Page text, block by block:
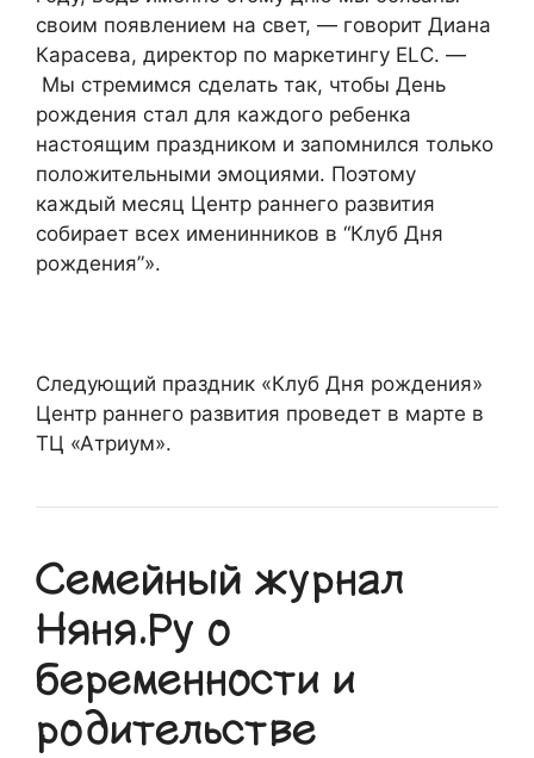
своим появлением на свет, — говорит Диана
Карасева, директор по маркетингу ELC. —
Мы стремимся сделать так, чтобы День
рождения стал для каждого ребенка
настоящим праздником и запомнился только
положительными эмоциями. Поэтому
каждый месяц Центр раннего развития
собирает всех именинников в “Клуб Дня
рождения”».
Следующий праздник «Клуб Дня рождения»
Центр раннего развития проведет в марте в
ТЦ «Атриум».
Семейный журнал
Няня.Ру о
беременности и
родительстве